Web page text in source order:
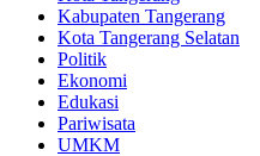
Kabupaten Tangerang
Kota Tangerang Selatan
Politik
Ekonomi
Edukasi
Pariwisata
UMKM